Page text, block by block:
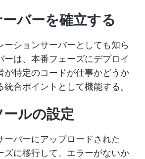
バーを確立する
ーションサーバーとしても知ら
ーは、本番フェーズにデプロイ
が特定のコードが仕事かどうか
合ポイントとして機能する。
ルの設定
ーバーにアップロードされた
ズに移行して、エラーがないか